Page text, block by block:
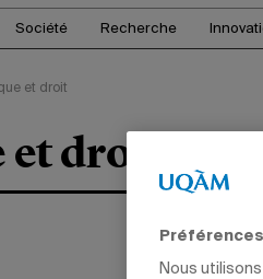
Société Recherche
et droit
droit
Nous